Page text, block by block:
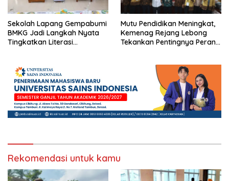
Sekolah Lapang Gempabumi
BMKG Jadi Langkah Nyata
Tingkatkan Literasi
Mutu Pendidikan Meningkat,
Kemenag Rejang Lebong
Tekankan Pentingnya Peran
Rekomendasi untuk kamu